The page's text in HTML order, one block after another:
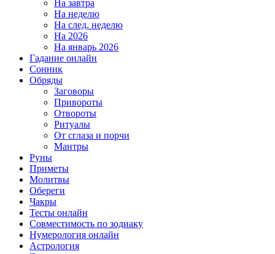
На завтра
На неделю
На след. неделю
На 2026
На январь 2026
Гадание онлайн
Сонник
Обряды
Заговоры
Привороты
Отвороты
Ритуалы
От сглаза и порчи
Мантры
Руны
Приметы
Молитвы
Обереги
Чакры
Тесты онлайн
Совместимость по зодиаку
Нумерология онлайн
Астрология